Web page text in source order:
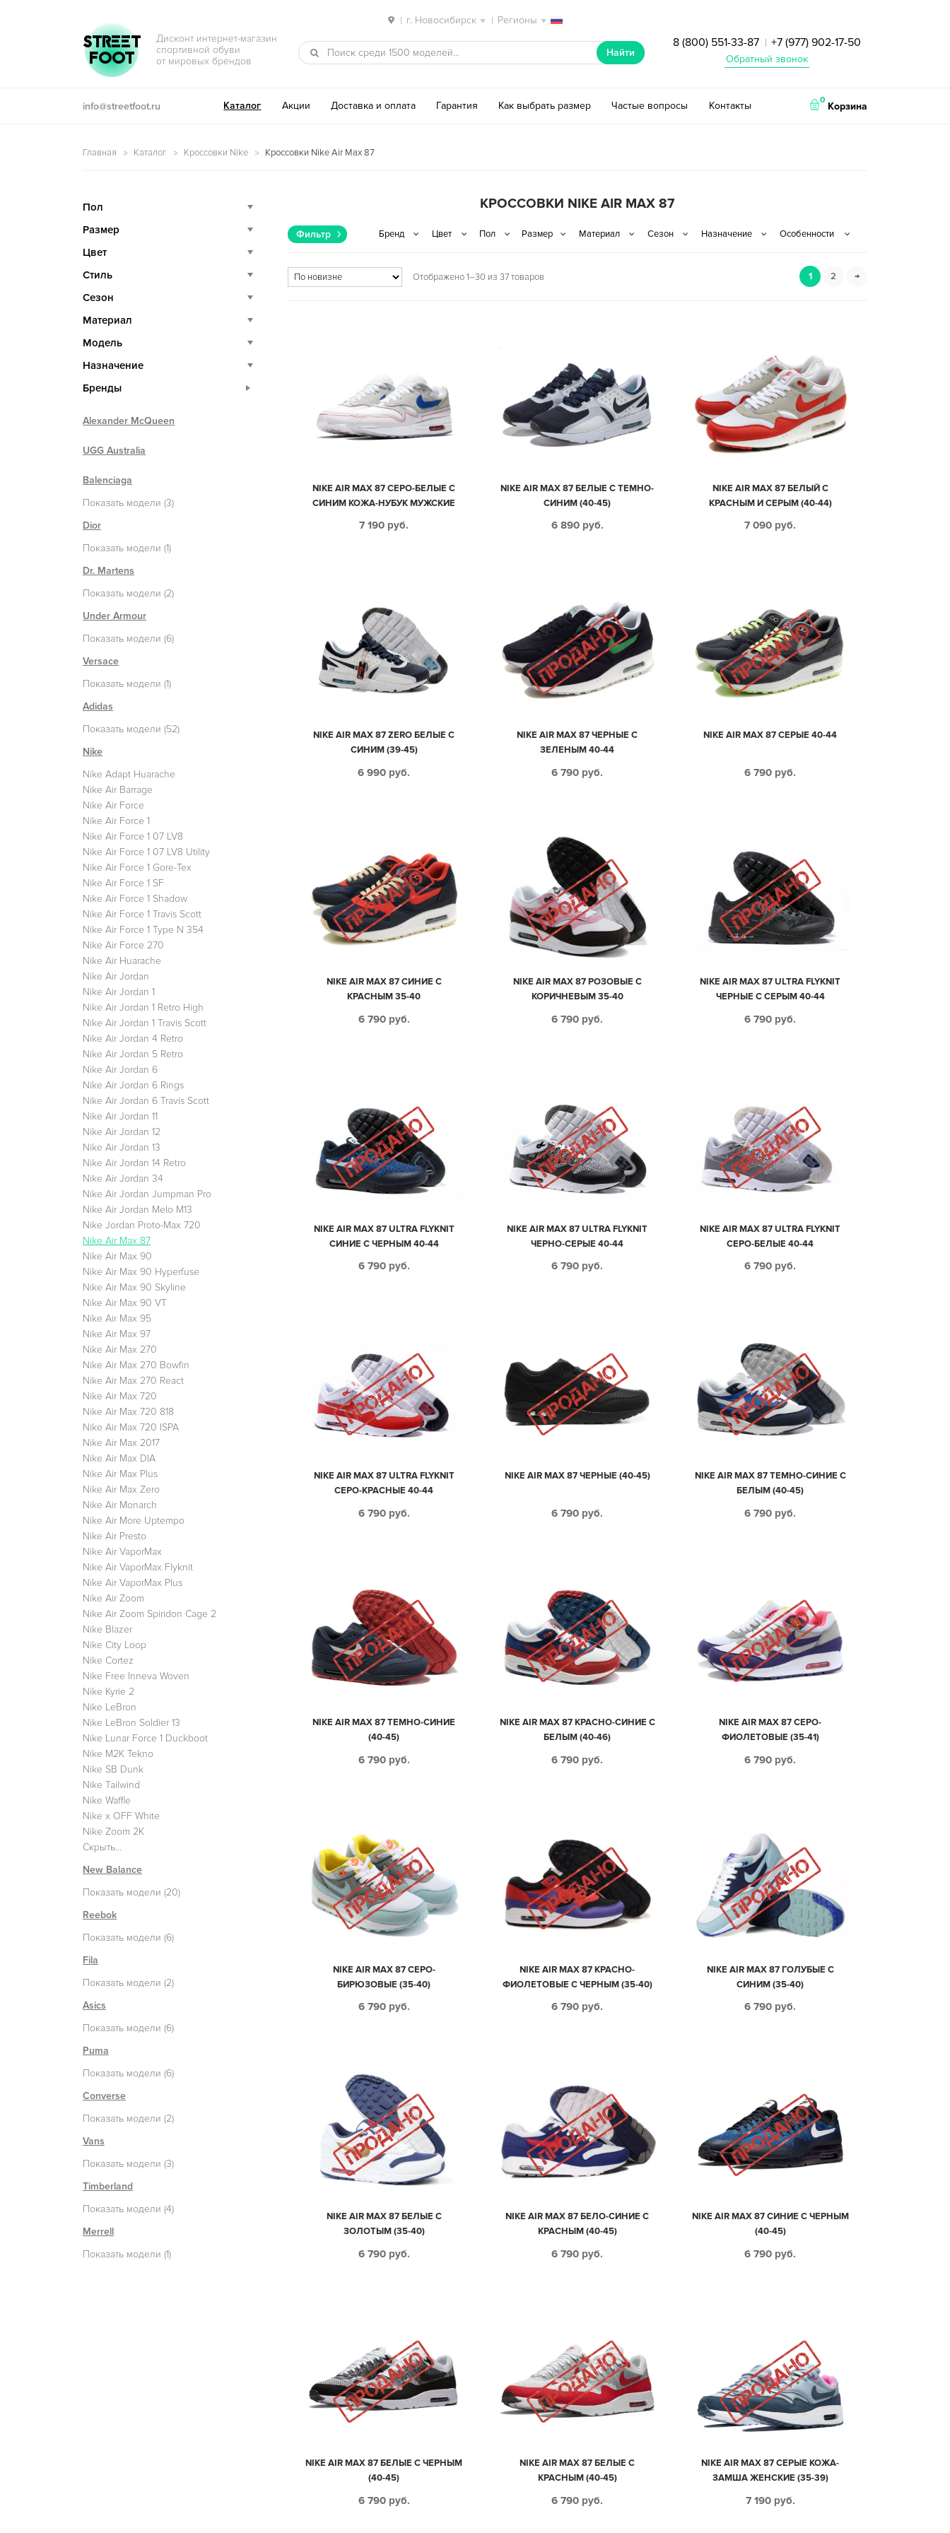
| г. Новосибирск | Регионы
Перейти к навигации
Перейти к содержимому
STREET
FOOT
Дисконт интернет-магазин
спортивной обуви
от мировых брендов
Найти
8 (800) 551-33-87 | +7 (977) 902-17-50
Обратный звонок
info@streetfoot.ru Каталог Акции Доставка и оплата Гарантия Как выбрать размер Частые вопросы Контакты 0
Корзина
Главная Каталог Кроссовки Nike Кроссовки Nike Air Max 87
КРОССОВКИ NIKE AIR MAX 87
Фильтр
Отображено 1–30 из 37 товаров 1 2 →
NIKE AIR MAX 87 СЕРО-БЕЛЫЕ С
СИНИМ КОЖА-НУБУК МУЖСКИЕ
7 190 руб.
NIKE AIR MAX 87 БЕЛЫЕ С ТЕМНО-
СИНИМ (40-45)
6 890 руб.
NIKE AIR MAX 87 БЕЛЫЙ С
КРАСНЫМ И СЕРЫМ (40-44)
7 090 руб.
NIKE AIR MAX 87 ZERO БЕЛЫЕ С
СИНИМ (39-45)
6 990 руб.
NIKE AIR MAX 87 ЧЕРНЫЕ С
ЗЕЛЕНЫМ 40-44
6 790 руб.
NIKE AIR MAX 87 СЕРЫЕ 40-44
6 790 руб.
NIKE AIR MAX 87 СИНИЕ С
КРАСНЫМ 35-40
6 790 руб.
NIKE AIR MAX 87 РОЗОВЫЕ С
КОРИЧНЕВЫМ 35-40
6 790 руб.
NIKE AIR MAX 87 ULTRA FLYKNIT
ЧЕРНЫЕ С СЕРЫМ 40-44
6 790 руб.
NIKE AIR MAX 87 ULTRA FLYKNIT
СИНИЕ С ЧЕРНЫМ 40-44
6 790 руб.
NIKE AIR MAX 87 ULTRA FLYKNIT
ЧЕРНО-СЕРЫЕ 40-44
6 790 руб.
NIKE AIR MAX 87 ULTRA FLYKNIT
СЕРО-БЕЛЫЕ 40-44
6 790 руб.
NIKE AIR MAX 87 ULTRA FLYKNIT
СЕРО-КРАСНЫЕ 40-44
6 790 руб.
NIKE AIR MAX 87 ЧЕРНЫЕ (40-45)
6 790 руб.
NIKE AIR MAX 87 ТЕМНО-СИНИЕ С
БЕЛЫМ (40-45)
6 790 руб.
NIKE AIR MAX 87 ТЕМНО-СИНИЕ
(40-45)
6 790 руб.
NIKE AIR MAX 87 КРАСНО-СИНИЕ С
БЕЛЫМ (40-46)
6 790 руб.
NIKE AIR MAX 87 СЕРО-
ФИОЛЕТОВЫЕ (35-41)
6 790 руб.
NIKE AIR MAX 87 СЕРО-
БИРЮЗОВЫЕ (35-40)
6 790 руб.
NIKE AIR MAX 87 КРАСНО-
ФИОЛЕТОВЫЕ С ЧЕРНЫМ (35-40)
6 790 руб.
NIKE AIR MAX 87 ГОЛУБЫЕ С
СИНИМ (35-40)
6 790 руб.
NIKE AIR MAX 87 БЕЛЫЕ С
ЗОЛОТЫМ (35-40)
6 790 руб.
NIKE AIR MAX 87 БЕЛО-СИНИЕ С
КРАСНЫМ (40-45)
6 790 руб.
NIKE AIR MAX 87 СИНИЕ С ЧЕРНЫМ
(40-45)
6 790 руб.
NIKE AIR MAX 87 БЕЛЫЕ С ЧЕРНЫМ
(40-45)
6 790 руб.
NIKE AIR MAX 87 БЕЛЫЕ С
КРАСНЫМ (40-45)
6 790 руб.
NIKE AIR MAX 87 СЕРЫЕ КОЖА-
ЗАМША ЖЕНСКИЕ (35-39)
7 190 руб.
Пол
Размер
Цвет
Стиль
Сезон
Материал
Модель
Назначение
Бренды
Alexander McQueen
UGG Australia
Balenciaga
Показать модели (3)
Dior
Показать модели (1)
Dr. Martens
Показать модели (2)
Under Armour
Показать модели (6)
Versace
Показать модели (1)
Adidas
Показать модели (52)
Nike
Nike Adapt Huarache
Nike Air Barrage
Nike Air Force
Nike Air Force 1
Nike Air Force 1 07 LV8
Nike Air Force 1 07 LV8 Utility
Nike Air Force 1 Gore-Tex
Nike Air Force 1 SF
Nike Air Force 1 Shadow
Nike Air Force 1 Travis Scott
Nike Air Force 1 Type N 354
Nike Air Force 270
Nike Air Huarache
Nike Air Jordan
Nike Air Jordan 1
Nike Air Jordan 1 Retro High
Nike Air Jordan 1 Travis Scott
Nike Air Jordan 4 Retro
Nike Air Jordan 5 Retro
Nike Air Jordan 6
Nike Air Jordan 6 Rings
Nike Air Jordan 6 Travis Scott
Nike Air Jordan 11
Nike Air Jordan 12
Nike Air Jordan 13
Nike Air Jordan 14 Retro
Nike Air Jordan 34
Nike Air Jordan Jumpman Pro
Nike Air Jordan Melo M13
Nike Jordan Proto-Max 720
Nike Air Max 87
Nike Air Max 90
Nike Air Max 90 Hyperfuse
Nike Air Max 90 Skyline
Nike Air Max 90 VT
Nike Air Max 95
Nike Air Max 97
Nike Air Max 270
Nike Air Max 270 Bowfin
Nike Air Max 270 React
Nike Air Max 720
Nike Air Max 720 818
Nike Air Max 720 ISPA
Nike Air Max 2017
Nike Air Max DIA
Nike Air Max Plus
Nike Air Max Zero
Nike Air Monarch
Nike Air More Uptempo
Nike Air Presto
Nike Air VaporMax
Nike Air VaporMax Flyknit
Nike Air VaporMax Plus
Nike Air Zoom
Nike Air Zoom Spiridon Cage 2
Nike Blazer
Nike City Loop
Nike Cortez
Nike Free Inneva Woven
Nike Kyrie 2
Nike LeBron
Nike LeBron Soldier 13
Nike Lunar Force 1 Duckboot
Nike M2K Tekno
Nike SB Dunk
Nike Tailwind
Nike Waffle
Nike x OFF White
Nike Zoom 2K
Скрыть...
New Balance
Показать модели (20)
Reebok
Показать модели (6)
Fila
Показать модели (2)
Asics
Показать модели (6)
Puma
Показать модели (6)
Converse
Показать модели (2)
Vans
Показать модели (3)
Timberland
Показать модели (4)
Merrell
Показать модели (1)